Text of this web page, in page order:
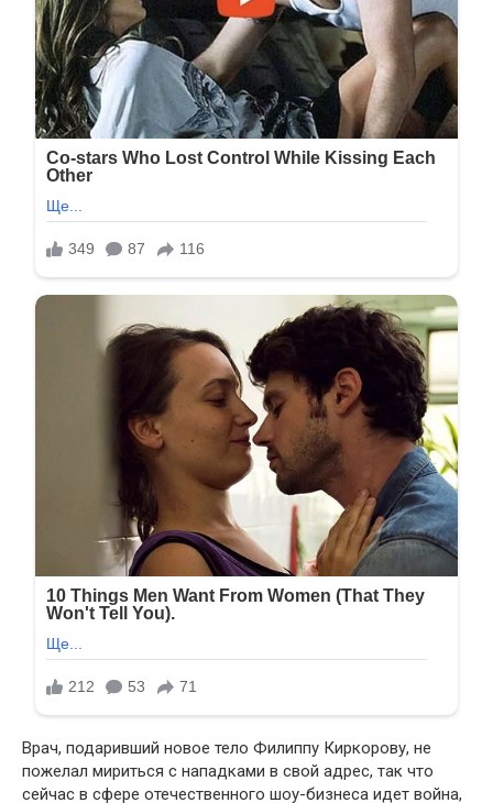
Врач, подаривший новое тело Филиппу Киркорову, не
пожелал мириться с нападками в свой адрес, так что
сейчас в сфере отечественного шоу-бизнеса идет война,